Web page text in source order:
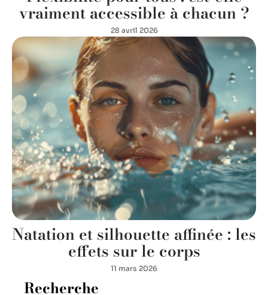
vraiment accessible à chacun ?
28 avril 2026
Natation et silhouette affinée : les
effets sur le corps
11 mars 2026
Recherche